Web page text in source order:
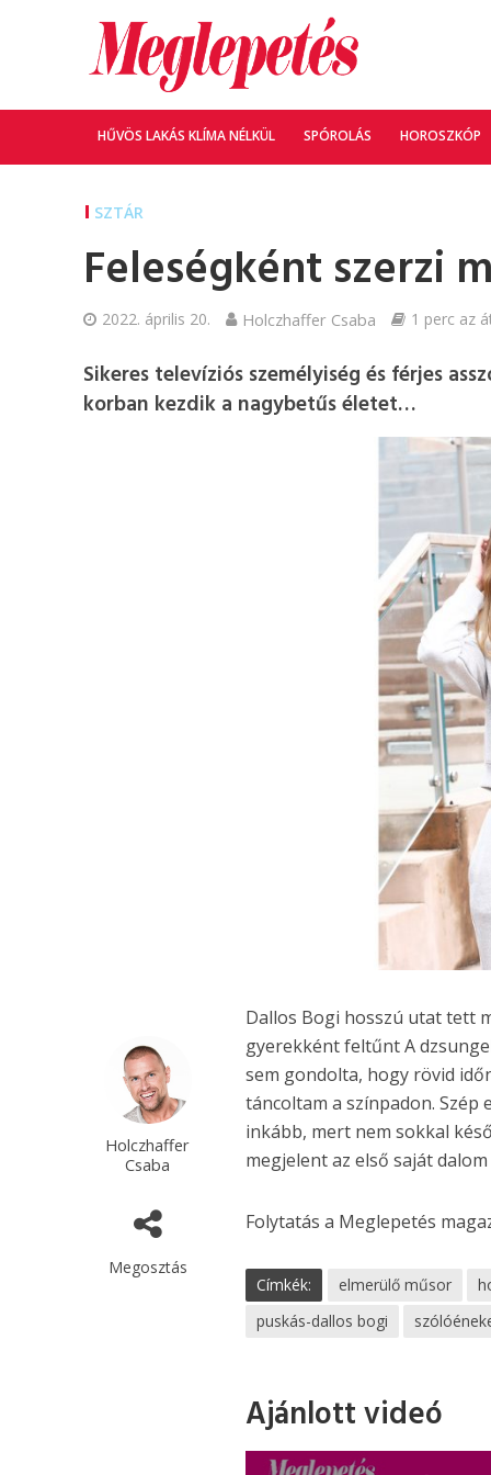
HŰVÖS LAKÁS KLÍMA NÉLKÜL SPÓROLÁS HOROSZKÓP
SZTÁR
Feleségként szerzi
2022. április 20. Holczhaffer Csaba 1 perc az
Sikeres televíziós személyiség és férjes
korban kezdik a nagybetűs életet…
Holczhaffer
Csaba
Megosztás
Dallos Bogi hosszú utat tett
gyerekként feltűnt A
sem gondolta, hogy rövid
táncoltam a színpadon.
inkább, mert nem sokkal
megjelent az első saját
Folytatás a Meglepetés
Címkék: elmerülő műsor
puskás-dallos bogi
Ajánlott videó